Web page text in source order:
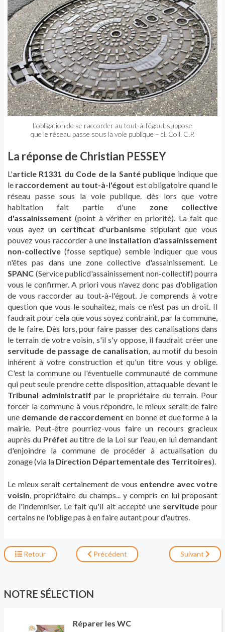
L'obligation de se raccorder au tout-à-l'égout suppose
que le réseau passe sous la voie publique – cl. Coll. C.P.
La réponse de Christian PESSEY
L'article R1331 du Code de la Santé publique indique que
le raccordement au tout-à-l'égout est obligatoire quand le
réseau passe sous la voie publique. dès lors que votre
habitation fait partie d'une zone collective
d'assainissement (point à vérifier en priorité). La fait que
vous ayez un certificat d'urbanisme stipulant que vous
pouvez vous raccorder à une installation d'assainissement
non-collective (fosse septique) semble indiquer que vous
n'êtes pas dans une zone collective d'assainissement. Le
SPANC (Service publicd'assainissement non-collectif) pourra
vous le confirmer. A priori vous n'avez donc pas d'obligation
de vous raccorder au tout-à-l'égout. Je comprends à votre
question que vous le souhaitez, mais ce n'est pas un droit. Il
faudrait pour cela que vous soyez contraint, par la commune,
de le faire. Dès lors, pour faire passer des canalisations dans
le terrain de votre voisin, s'il s'y oppose, il faudrait créer une
servitude de passage de canalisation, au motif du besoin
inhérent à votre construction et qu'un titre vous y oblige.
C'est la commune ou l'éventuelle communauté de commune
qui peut seule prendre cette disposition, attaquable devant le
Tribunal administratif par le propriétaire du terrain. Pour
forcer la commune à vous répondre, le mieux serait de faire
une demande de raccordement en bonne et due forme à la
mairie. Peut-être pourriez-vous faire un recours gracieux
auprès du Préfet au titre de la Loi sur l'eau, en lui demandant
d'enjoindre la commune de procéder à actualisation du
zonage (via la Direction Départementale des Territoires).
Le mieux serait certainement de vous entendre avec votre
voisin, propriétaire du champs... y compris en lui proposant
de l'indemniser. Le fait qu'il ait accepté une servitudepour
certains ne l'oblige pas à en faire autant pour d'autres.
Retour Précédent Suivant
NOTRE SÉLECTION
Réparer les WC